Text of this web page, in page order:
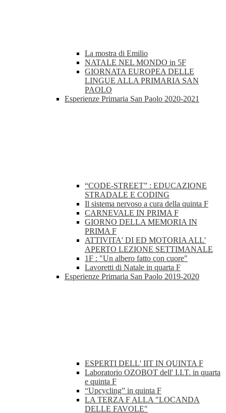
La mostra di Emilio
NATALE NEL MONDO in 5F
GIORNATA EUROPEA DELLE
LINGUE ALLA PRIMARIA SAN
PAOLO
Esperienze Primaria San Paolo 2020-2021
“CODE-STREET” : EDUCAZIONE
STRADALE E CODING
Il sistema nervoso a cura della quinta F
CARNEVALE IN PRIMA F
GIORNO DELLA MEMORIA IN
PRIMA F
ATTIVITA' DI ED MOTORIA ALL'
APERTO LEZIONE SETTIMANALE
1F : "Un albero fatto con cuore"
Lavoretti di Natale in quarta F
Esperienze Primaria San Paolo 2019-2020
ESPERTI DELL' IIT IN QUINTA F
Laboratorio OZOBOT dell' I.I.T. in quarta
e quinta F
“Upcycling” in quinta F
LA TERZA F ALLA "LOCANDA
DELLE FAVOLE"